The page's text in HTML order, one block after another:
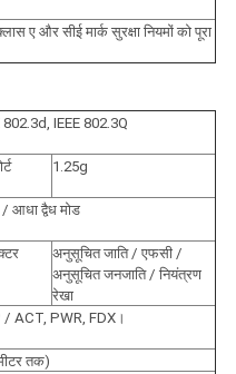
ए और सीई मार्क सुरक्षा नियमों को पूरा
802.3d, IEEE 802.3Q
1.25g
/ आधा द्वैध मोड
अनुसूचित जाति / एफसी /
अनुसूचित जनजाति / नियंत्रण
रेखा
ACT, PWR, FDX।
तक)